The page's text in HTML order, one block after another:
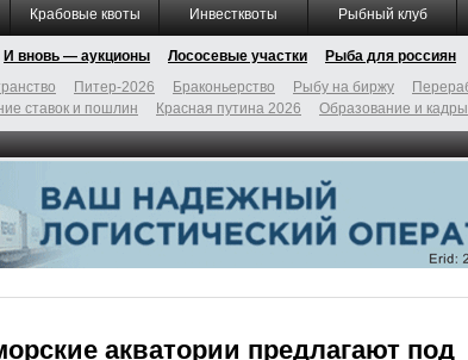
Крабовые квоты Инвестквоты Рыбный клуб
И вновь — аукционы Лососевые участки Рыба для россиян
Питер-2026 Браконьерство Рыбу на биржу
ставок и пошлин Красная путина 2026 Образование и кадры
акватории предлагают под